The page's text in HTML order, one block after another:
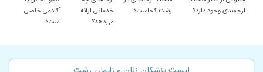
ارجمندی وجود دارد؟
رشت کجاست؟
خدماتی ارائه
می‌دهد؟
آکادمی خاصی
است؟